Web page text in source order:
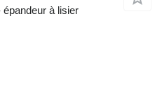
à lisier